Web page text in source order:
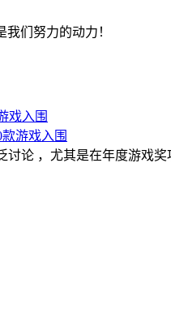
们努力的动力！
游戏入围
讨论 ，尤其是在年度游